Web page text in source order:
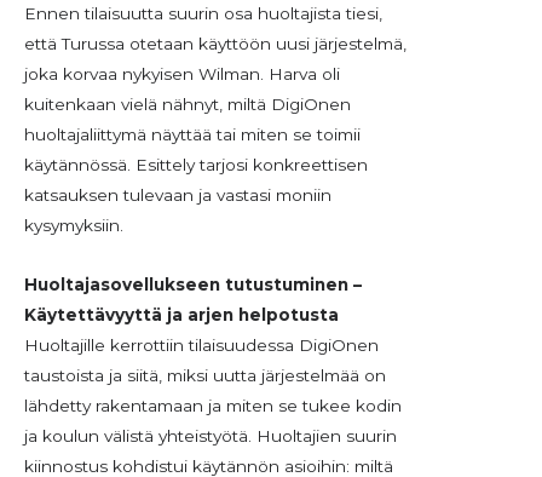
Ennen tilaisuutta suurin osa huoltajista tiesi,
että Turussa otetaan käyttöön uusi järjestelmä,
joka korvaa nykyisen Wilman. Harva oli
kuitenkaan vielä nähnyt, miltä DigiOnen
huoltajaliittymä näyttää tai miten se toimii
käytännössä. Esittely tarjosi konkreettisen
katsauksen tulevaan ja vastasi moniin
kysymyksiin.
Huoltajasovellukseen tutustuminen –
Käytettävyyttä ja arjen helpotusta
Huoltajille kerrottiin tilaisuudessa DigiOnen
taustoista ja siitä, miksi uutta järjestelmää on
lähdetty rakentamaan ja miten se tukee kodin
ja koulun välistä yhteistyötä. Huoltajien suurin
kiinnostus kohdistui käytännön asioihin: miltä